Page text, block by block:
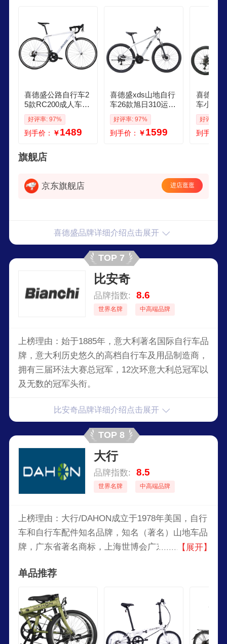
喜德盛公路自行车2
5款RC200成人车14
速变速车 白灰700C
510MM
好评率: 97%
到手价： ￥1489
喜德盛xds山地自行
车26款旭日310运动
健身学生青少年成
人骑行变速轻便单
车 26款旭日310象
好评率: 97%
到手价： ￥1599
喜德盛
车小王
青少年
动单车
好评率:
到手价：
旗舰店
京东旗舰店 进店逛逛
喜德盛品牌详细介绍点击展开
TOP 7
比安奇
品牌指数: 8.6
世界名牌 中高端品牌
上榜理由：始于1885年，意大利著名国际自行车品
牌，意大利历史悠久的高档自行车及用品制造商，
拥有三届环法大赛总冠军，12次环意大利总冠军以
及无数的冠军头衔。
比安奇品牌详细介绍点击展开
TOP 8
大行
品牌指数: 8.5
世界名牌 中高端品牌
上榜理由：大行/DAHON成立于1978年美国，自行
车和自行车配件知名品牌，知名（著名）山地车品
牌，广东省著名商标，上海世博会广东指定产品，
际大奖，被吉尼斯纪录誉为“世界较大的折叠车产
【展开】
单品推荐